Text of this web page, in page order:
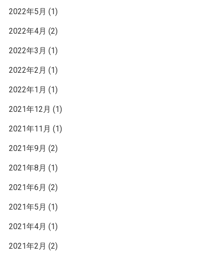
2022年5月 (1)
2022年4月 (2)
2022年3月 (1)
2022年2月 (1)
2022年1月 (1)
2021年12月 (1)
2021年11月 (1)
2021年9月 (2)
2021年8月 (1)
2021年6月 (2)
2021年5月 (1)
2021年4月 (1)
2021年2月 (2)